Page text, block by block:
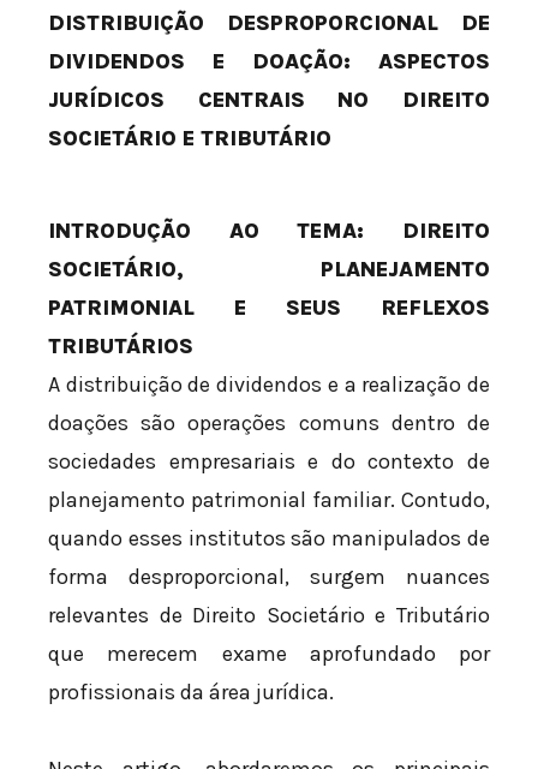
DISTRIBUIÇÃO DESPROPORCIONAL DE
DIVIDENDOS E DOAÇÃO: ASPECTOS
JURÍDICOS CENTRAIS NO DIREITO
SOCIETÁRIO E TRIBUTÁRIO
INTRODUÇÃO AO TEMA: DIREITO
SOCIETÁRIO, PLANEJAMENTO
PATRIMONIAL E SEUS REFLEXOS
TRIBUTÁRIOS
A distribuição de dividendos e a realização de
doações são operações comuns dentro de
sociedades empresariais e do contexto de
planejamento patrimonial familiar. Contudo,
quando esses institutos são manipulados de
forma desproporcional, surgem nuances
relevantes de Direito Societário e Tributário
que merecem exame aprofundado por
profissionais da área jurídica.